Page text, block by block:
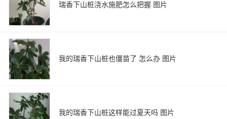
瑞香下山桩浇水施肥怎么把握 图片
我的瑞香下山桩也僵苗了 怎么办 图片
我的瑞香下山桩这样能过夏天吗 图片